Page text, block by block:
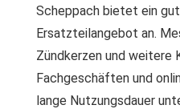
Scheppach bietet ein
Ersatzteilangebot an.
Zündkerzen und weitere
Fachgeschäften und
lange Nutzungsdauer